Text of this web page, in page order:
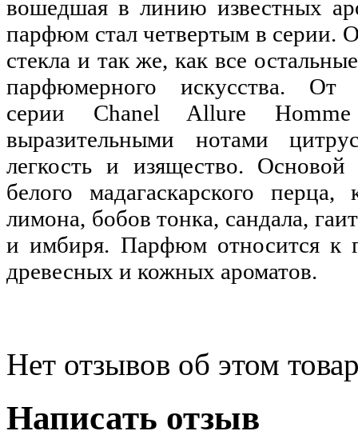
вошедшая в линию известных
парфюм стал четвертым в серии.
стекла и так же, как все
парфюмерного искусства.
серии Chanel Allure
выразительными нотами
легкость и изящество.
белого мадагаскарского перца,
лимона, бобов тонка, сандала,
и имбиря. Парфюм относится к
древесных и кожных ароматов.
Нет отзывов об этом
Написать отзыв